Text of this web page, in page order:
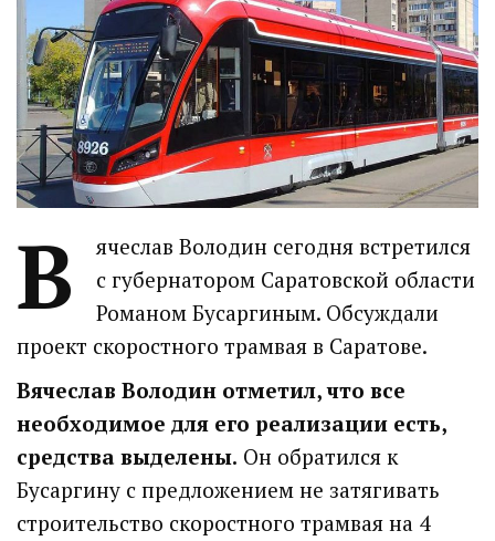
В
ячеслав Володин сегодня встретился
с губернатором Саратовской области
Романом Бусаргиным. Обсуждали
проект скоростного трамвая в Саратове.
Вячеслав Володин отметил, что все
необходимое для его реализации есть,
средства выделены. Он обратился к
Бусаргину с предложением не затягивать
строительство скоростного трамвая на 4